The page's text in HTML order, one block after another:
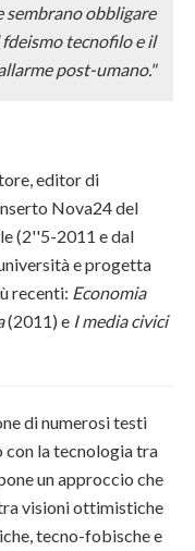
sembrano obbligare
tecnofilo e il
post-umano."
editor di
Nova24 del
(2''5-2011 e dal
e progetta
recenti: Economia
(2011) e I media civici
di numerosi testi
con la tecnologia tra
un approccio che
visioni ottimistiche
tecno-fobische e